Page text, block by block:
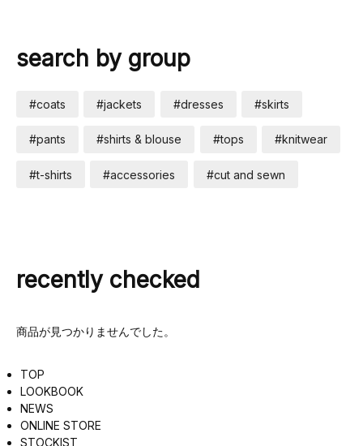
search by group
#coats #jackets #dresses #skirts
#pants #shirts & blouse #tops #knitwear
#t-shirts #accessories #cut and sewn
recently checked
商品が見つかりませんでした。
TOP
LOOKBOOK
NEWS
ONLINE STORE
STOCKIST